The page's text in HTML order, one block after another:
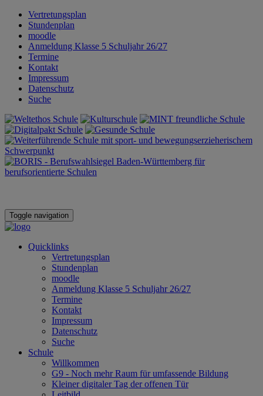
Vertretungsplan
Stundenplan
moodle
Anmeldung Klasse 5 Schuljahr 26/27
Termine
Kontakt
Impressum
Datenschutz
Suche
Toggle navigation
Quicklinks
Vertretungsplan
Stundenplan
moodle
Anmeldung Klasse 5 Schuljahr 26/27
Termine
Kontakt
Impressum
Datenschutz
Suche
Schule
Willkommen
G9 - Noch mehr Raum für umfassende Bildung
Kleiner digitaler Tag der offenen Tür